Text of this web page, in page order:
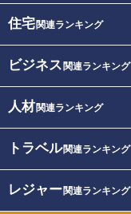
住宅関連ランキング
ビジネス 関連ランキング
人材関連ランキング
トラベル関連ランキング
レジャー関連ランキング